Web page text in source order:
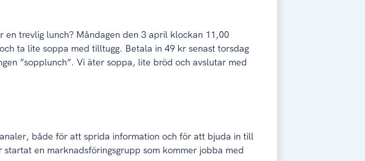
trevlig lunch? Måndagen den 3 april klockan 11,00
ta lite soppa med tilltugg. Betala in 49 kr senast torsdag
”sopplunch”. Vi äter soppa, lite bröd och avslutar med
både för att sprida information och för att bjuda in till
en marknadsföringsgrupp som kommer jobba med